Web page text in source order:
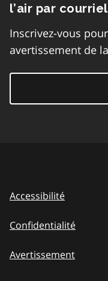
l’air par courriel
Inscrivez-vous
avertissement de
Accessibilité
Confidentialité
Avertissement